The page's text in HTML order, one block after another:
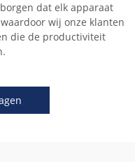
dat elk apparaat
wij onze klanten
die de productiviteit